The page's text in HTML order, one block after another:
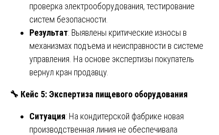
проверка электрооборудования, тестирование
систем безопасности.
Результат: Выявлены критические износы в
механизмах подъема и неисправности в системе
управления. На основе экспертизы покупатель
вернул кран продавцу.
🔧 Кейс 5: Экспертиза пищевого оборудования
Ситуация: На кондитерской фабрике новая
производственная линия не обеспечивала